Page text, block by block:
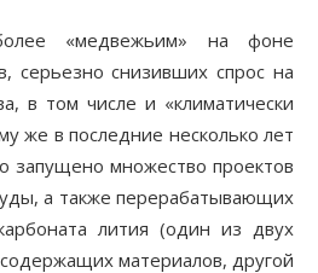
«медвежьим» на фоне
серьезно снизивших спрос на
в том числе и «климатически
же в последние несколько лет
запущено множество проектов
а также перерабатывающих
лития (один из двух
материалов, другой